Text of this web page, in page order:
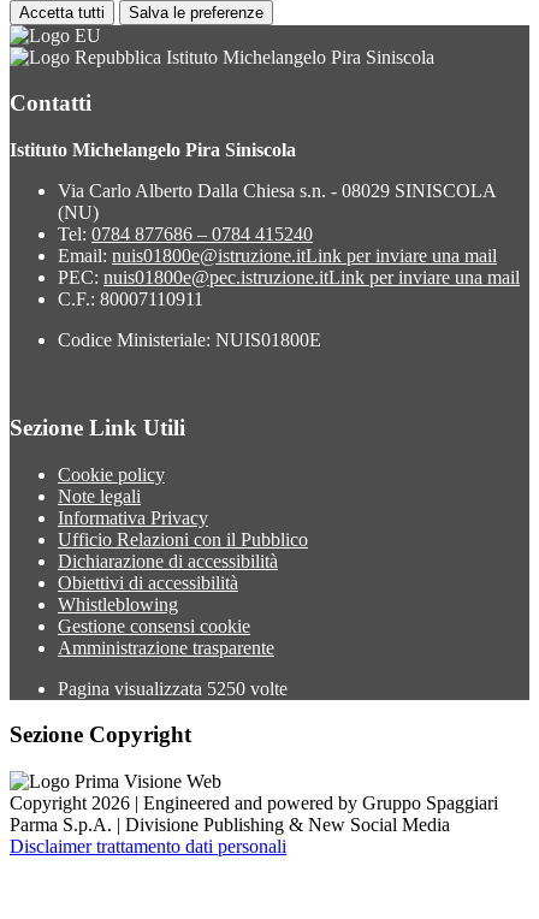
Accetta tutti Salva le preferenze
Istituto Michelangelo Pira Siniscola
Contatti
Istituto Michelangelo Pira Siniscola
Via Carlo Alberto Dalla Chiesa s.n. - 08029 SINISCOLA
(NU)
Tel: 0784 877686 – 0784 415240
Email: nuis01800e@istruzione.itLink per inviare una mail
PEC: nuis01800e@pec.istruzione.itLink per inviare una mail
C.F.: 80007110911
Codice Ministeriale: NUIS01800E
Sezione Link Utili
Cookie policy
Note legali
Informativa Privacy
Ufficio Relazioni con il Pubblico
Dichiarazione di accessibilità
Obiettivi di accessibilità
Whistleblowing
Gestione consensi cookie
Amministrazione trasparente
Pagina visualizzata 5250 volte
Sezione Copyright
Copyright 2026 | Engineered and powered by Gruppo Spaggiari
Parma S.p.A. | Divisione Publishing & New Social Media
Disclaimer trattamento dati personali